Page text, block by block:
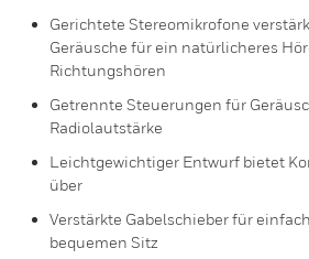
Gerichtete Stereomikrofone
Geräusche für ein natürlicheres
Richtungshören
Getrennte Steuerungen für
Radiolautstärke
Leichtgewichtiger Entwurf bietet
über
Verstärkte Gabelschieber für
bequemen Sitz